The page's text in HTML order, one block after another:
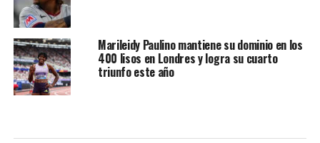
Marileidy Paulino mantiene su dominio en los
400 lisos en Londres y logra su cuarto
triunfo este año